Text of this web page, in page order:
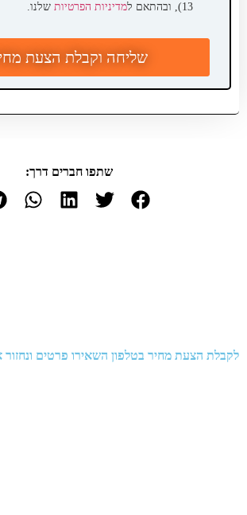
13), ובהתאם ל
מדיניות הפרטיות שלנו.
שליחה וקבלת הצעת
שתפו חברים דרך:
לקבלת הצעת מחיר בטלפון השאירו פרטים